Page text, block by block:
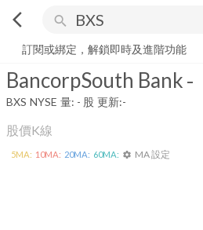
arrow_back_ios search
BancorpSouth Bank
訂閱或綁定，解鎖即時及進階功能
BancorpSouth Bank-
BXS NYSE 量: - 股 更新:-
股價K線
5MA: 10MA: 20MA: 60MA: settings MA 設定